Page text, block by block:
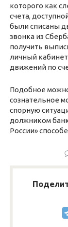
которого как
счета,
были списаны
звонка из
получить
личный
движений по
Подобное
сознательное
спорную
должником
России»